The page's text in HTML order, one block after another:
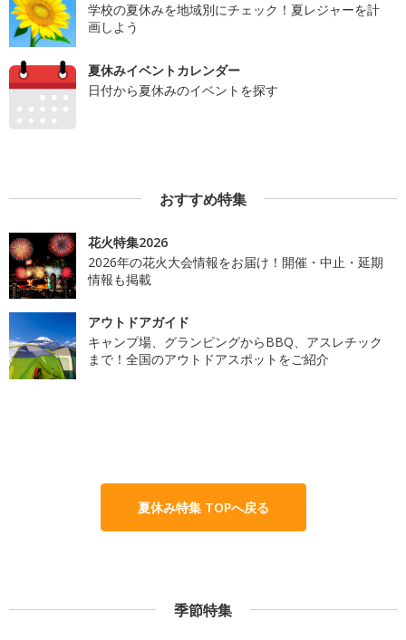
学校の夏休みを地域別にチェック！夏レジャーを計
画しよう
夏休みイベントカレンダー
日付から夏休みのイベントを探す
おすすめ特集
花火特集2026
2026年の花火大会情報をお届け！開催・中止・延期
情報も掲載
アウトドアガイド
キャンプ場、グランピングからBBQ、アスレチック
まで！全国のアウトドアスポットをご紹介
夏休み特集 TOPへ戻る
季節特集